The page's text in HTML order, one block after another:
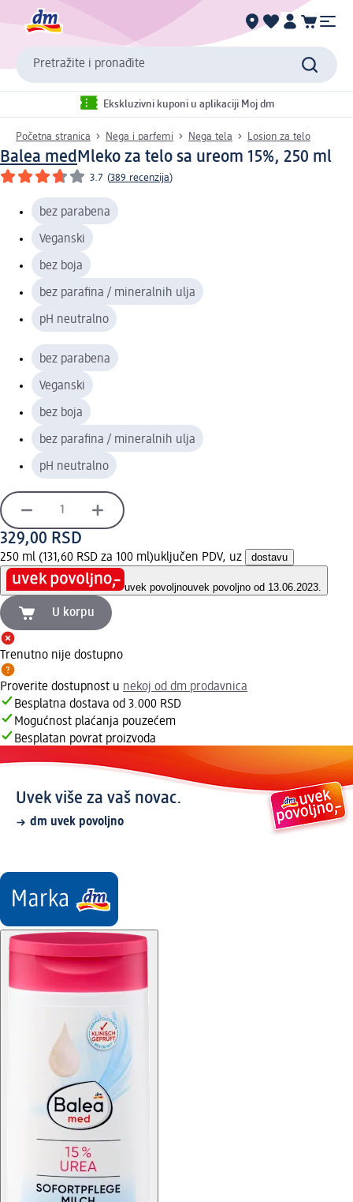
Pretražite i pronađite
Ekskluzivni kuponi u aplikaciji Moj dm
Početna stranica Nega i parfemi Nega tela Losion za telo
Balea medMleko za telo sa ureom 15%, 250 ml
3.7 (389 recenzija)
bez parabena
Veganski
bez boja
bez parafina / mineralnih ulja
pH neutralno
bez parabena
Veganski
bez boja
bez parafina / mineralnih ulja
pH neutralno
329,00 RSD
250 ml (131,60 RSD za 100 ml)uključen PDV, uz dostavu
uvek povoljnouvek povoljno od 13.06.2023.
U korpu
Trenutno nije dostupno
Proverite dostupnost u nekoj od dm prodavnica
Besplatna dostava od 3.000 RSD
Mogućnost plaćanja pouzećem
Besplatan povrat proizvoda
Uvek više za vaš novac.
dm uvek povoljno